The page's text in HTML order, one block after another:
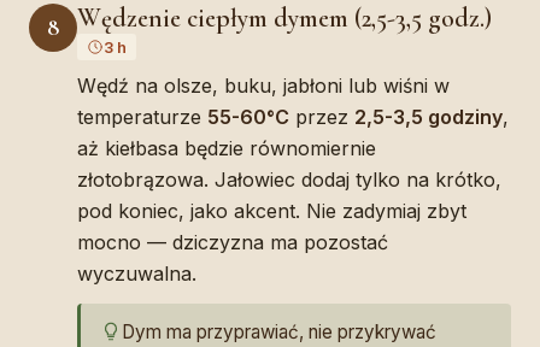
8 Wędzenie ciepłym dymem (2,5-3,5 godz.)
3 h
Wędź na olsze, buku, jabłoni lub wiśni w
temperaturze 55-60°C przez 2,5-3,5 godziny,
aż kiełbasa będzie równomiernie
złotobrązowa. Jałowiec dodaj tylko na krótko,
pod koniec, jako akcent. Nie zadymiaj zbyt
mocno — dziczyzna ma pozostać
wyczuwalna.
Dym ma przyprawiać, nie przykrywać